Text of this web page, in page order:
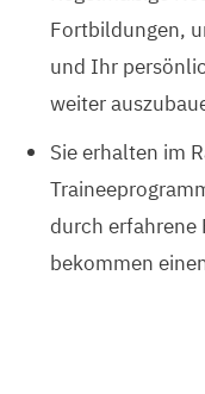
Fortbildungen,
und Ihr
weiter
Sie erhalten im
durch erfahrene
bekommen